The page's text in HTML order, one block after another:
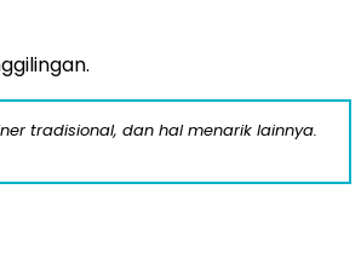
tradisional, dan hal menarik lainnya.